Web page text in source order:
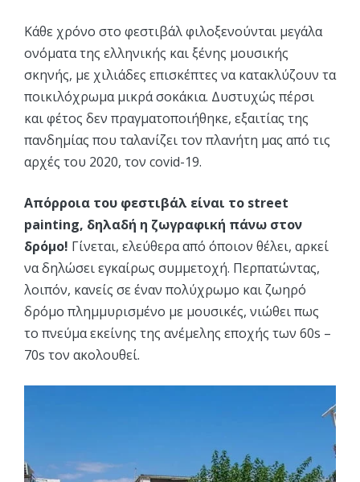
Κάθε χρόνο στο φεστιβάλ φιλοξενούνται μεγάλα
ονόματα της ελληνικής και ξένης μουσικής
σκηνής, με χιλιάδες επισκέπτες να κατακλύζουν τα
ποικιλόχρωμα μικρά σοκάκια. Δυστυχώς πέρσι
και φέτος δεν πραγματοποιήθηκε, εξαιτίας της
πανδημίας που ταλανίζει τον πλανήτη μας από τις
αρχές του 2020, τον covid-19.
Απόρροια του φεστιβάλ είναι το street
painting, δηλαδή η ζωγραφική πάνω στον
δρόμο! Γίνεται, ελεύθερα από όποιον θέλει, αρκεί
να δηλώσει εγκαίρως συμμετοχή. Περπατώντας,
λοιπόν, κανείς σε έναν πολύχρωμο και ζωηρό
δρόμο πλημμυρισμένο με μουσικές, νιώθει πως
το πνεύμα εκείνης της ανέμελης εποχής των 60s –
70s τον ακολουθεί.